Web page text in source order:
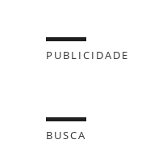
PUBLICIDADE
BUSCA